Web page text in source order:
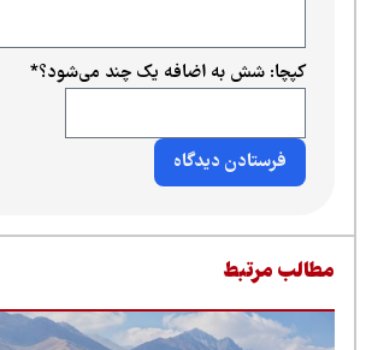
کپچا: شش به اضافه یک چند می‌شود؟*
مرتبط